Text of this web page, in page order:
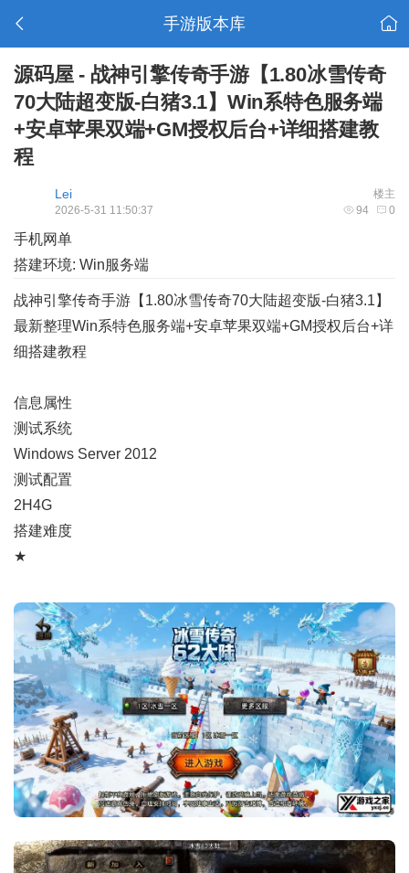
手游版本库
源码屋 - 战神引擎传奇手游【1.80冰雪传奇
70大陆超变版-白猪3.1】Win系特色服务端
+安卓苹果双端+GM授权后台+详细搭建教
程
楼主
Lei
94 0
2026-5-31 11:50:37
手机网单
搭建环境: Win服务端
战神引擎传奇手游【1.80冰雪传奇70大陆超变版-白猪3.1】
最新整理Win系特色服务端+安卓苹果双端+GM授权后台+详
细搭建教程
信息属性
测试系统
Windows Server 2012
测试配置
2H4G
搭建难度
★